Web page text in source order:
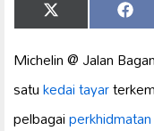
Share
on
X
(Twitter)
Share
on
Michelin @ Jalan
satukedai tayar
pelbagai